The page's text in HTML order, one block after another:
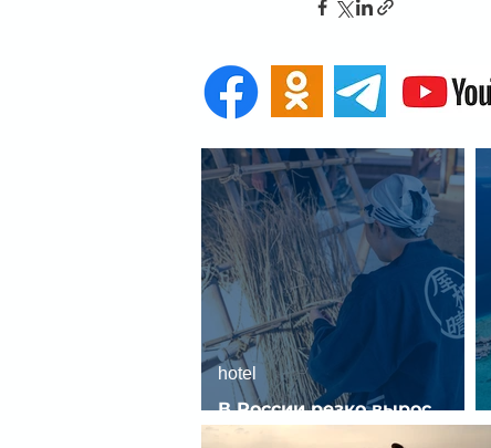
В России резко вырос
спрос на отели без звезд
hotel